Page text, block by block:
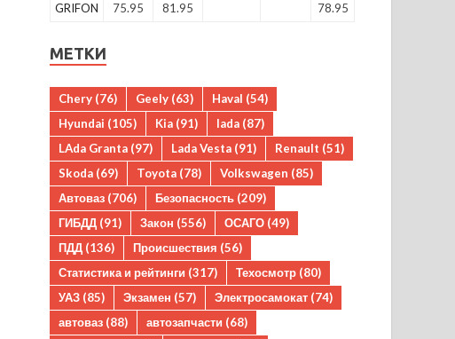
GRIFON
75.95 81.95 78.95
МЕТКИ
Chery (76) Geely (63) Haval (54)
Hyundai (105) Kia (91) lada (87)
LAda Granta (97) Lada Vesta (91) Renault (51)
Skoda (69) Toyota (78) Volkswagen (85)
Автоваз (706) Безопасность (209)
ГИБДД (91) Закон (556) ОСАГО (49)
ПДД (136) Происшествия (56)
Статистика и рейтинги (317) Техосмотр (80)
УАЗ (85) Экзамен (57) Электросамокат (74)
автоваз (88) автозапчасти (68)